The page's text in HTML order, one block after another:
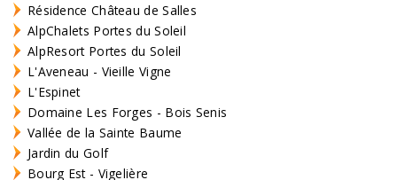
Résidence Château de Salles
AlpChalets Portes du Soleil
AlpResort Portes du Soleil
L'Aveneau - Vieille Vigne
L'Espinet
Domaine Les Forges - Bois Senis
Vallée de la Sainte Baume
Jardin du Golf
Bourg Est - Vigelière